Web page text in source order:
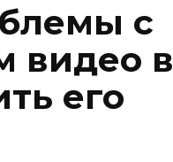
с
видео в
его